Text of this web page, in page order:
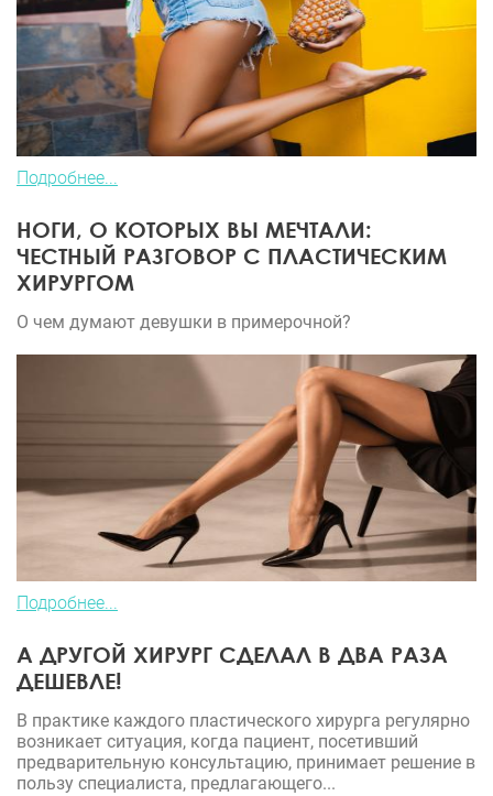
Подробнее...
НОГИ, О КОТОРЫХ ВЫ МЕЧТАЛИ:
ЧЕСТНЫЙ РАЗГОВОР С ПЛАСТИЧЕСКИМ
ХИРУРГОМ
О чем думают девушки в примерочной?
Подробнее...
А ДРУГОЙ ХИРУРГ СДЕЛАЛ В ДВА РАЗА
ДЕШЕВЛЕ!
В практике каждого пластического хирурга регулярно
возникает ситуация, когда пациент, посетивший
предварительную консультацию, принимает решение в
пользу специалиста, предлагающего...